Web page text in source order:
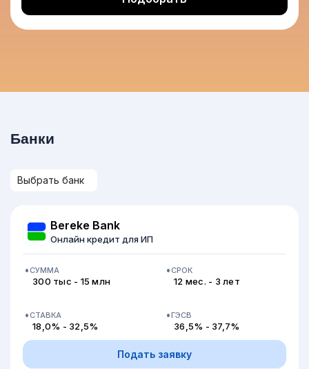
Банки
Bereke Bank
Онлайн кредит для ИП
СУММА
300 тыс - 15 млн
СРОК
12 мес. - 3 лет
СТАВКА
18,0% - 32,5%
ГЭСВ
36,5% - 37,7%
Подать заявку